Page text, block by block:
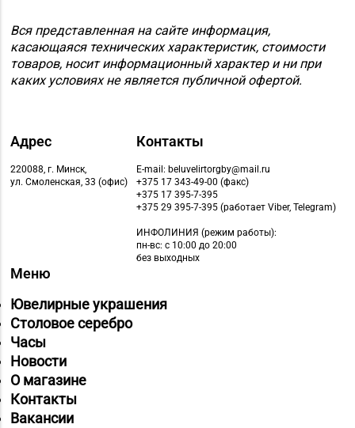
Вся представленная на сайте информация,
касающаяся технических характеристик, стоимости
товаров, носит информационный характер и ни при
каких условиях не является публичной офертой.
Адрес
220088, г. Минск,
ул. Смоленская, 33 (офис)
Контакты
E-mail: beluvelirtorgby@mail.ru
+375 17 343-49-00 (факс)
+375 17 395-7-395
+375 29 395-7-395 (работает Viber, Telegram)
ИНФОЛИНИЯ (режим работы):
пн-вс: с 10:00 до 20:00
без выходных
Меню
Ювелирные украшения
Столовое серебро
Часы
Новости
О магазине
Контакты
Вакансии